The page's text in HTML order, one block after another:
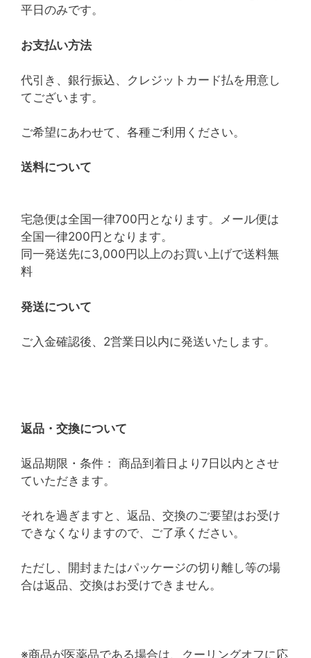
平日のみです。
お支払い方法
代引き、銀行振込、クレジットカード払を用意し
てございます。
ご希望にあわせて、各種ご利用ください。
送料について
宅急便は全国一律700円となります。メール便は
全国一律200円となります。
同一発送先に3,000円以上のお買い上げで送料無
料
発送について
ご入金確認後、2営業日以内に発送いたします。
返品・交換について
返品期限・条件： 商品到着日より7日以内とさせ
ていただきます。
それを過ぎますと、返品、交換のご要望はお受け
できなくなりますので、ご了承ください。
ただし、開封またはパッケージの切り離し等の場
合は返品、交換はお受けできません。
※商品が医薬品である場合は、クーリングオフに応